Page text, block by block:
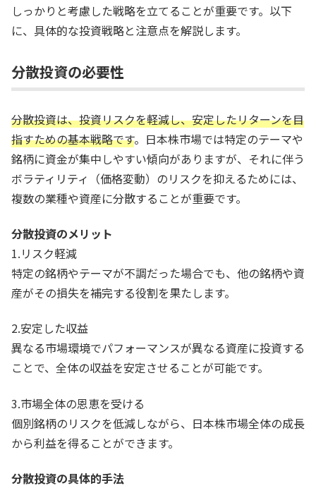
しっかりと考慮した戦略を立てることが重要です。以下
に、具体的な投資戦略と注意点を解説します。
分散投資の必要性
分散投資は、投資リスクを軽減し、安定したリターンを目
指すための基本戦略です。日本株市場では特定のテーマや
銘柄に資金が集中しやすい傾向がありますが、それに伴う
ボラティリティ（価格変動）のリスクを抑えるためには、
複数の業種や資産に分散することが重要です。
分散投資のメリット
1.リスク軽減
特定の銘柄やテーマが不調だった場合でも、他の銘柄や資
産がその損失を補完する役割を果たします。
2.安定した収益
異なる市場環境でパフォーマンスが異なる資産に投資する
ことで、全体の収益を安定させることが可能です。
3.市場全体の恩恵を受ける
個別銘柄のリスクを低減しながら、日本株市場全体の成長
から利益を得ることができます。
分散投資の具体的手法